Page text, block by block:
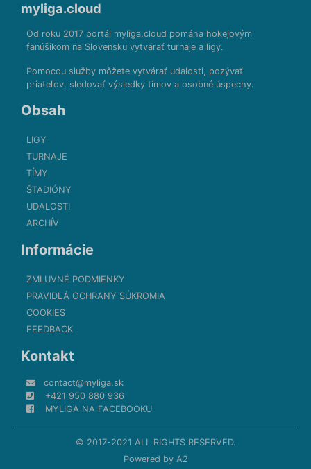
myliga.cloud
Od roku 2017 portál myliga.cloud pomáha hokejovým
fanúšikom na Slovensku vytvárať turnaje a ligy.
Pomocou služby môžete vytvárať udalosti, pozývať
priateľov, sledovať výsledky tímov a osobné úspechy.
Obsah
LIGY
TURNAJE
TÍMY
ŠTADIÓNY
UDALOSTI
ARCHÍV
Informácie
ZMLUVNÉ PODMIENKY
PRAVIDLÁ OCHRANY SÚKROMIA
COOKIES
FEEDBACK
Kontakt
contact@myliga.sk
+421 950 880 936
MYLIGA NA FACEBOOKU
© 2017-2021 ALL RIGHTS RESERVED.
Powered by A2